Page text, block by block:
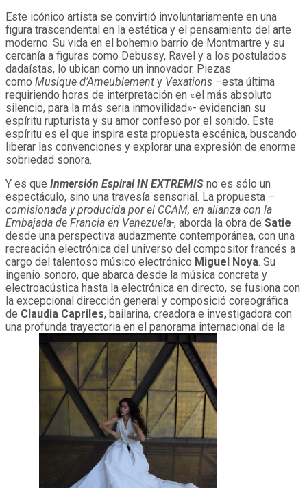
Este icónico artista se convirtió involuntariamente en una
figura trascendental en la estética y el pensamiento del arte
moderno. Su vida en el bohemio barrio de Montmartre y su
cercanía a figuras como Debussy, Ravel y a los postulados
dadaístas, lo ubican como un innovador. Piezas
como Musique d’Ameublement y Vexations –esta última
requiriendo horas de interpretación en «el más absoluto
silencio, para la más seria inmovilidad»- evidencian su
espíritu rupturista y su amor confeso por el sonido. Este
espíritu es el que inspira esta propuesta escénica, buscando
liberar las convenciones y explorar una expresión de enorme
sobriedad sonora.
Y es que Inmersión Espiral IN EXTREMIS no es sólo un
espectáculo, sino una travesía sensorial. La propuesta –
comisionada y producida por el CCAM, en alianza con la
Embajada de Francia en Venezuela-, aborda la obra de Satie
desde una perspectiva audazmente contemporánea, con una
recreación electrónica del universo del compositor francés a
cargo del talentoso músico electrónico Miguel Noya. Su
ingenio sonoro, que abarca desde la música concreta y
electroacústica hasta la electrónica en directo, se fusiona con
la excepcional dirección general y composició coreográfica
de Claudia Capriles, bailarina, creadora e investigadora con
una profunda trayectoria en el panorama internacional de la